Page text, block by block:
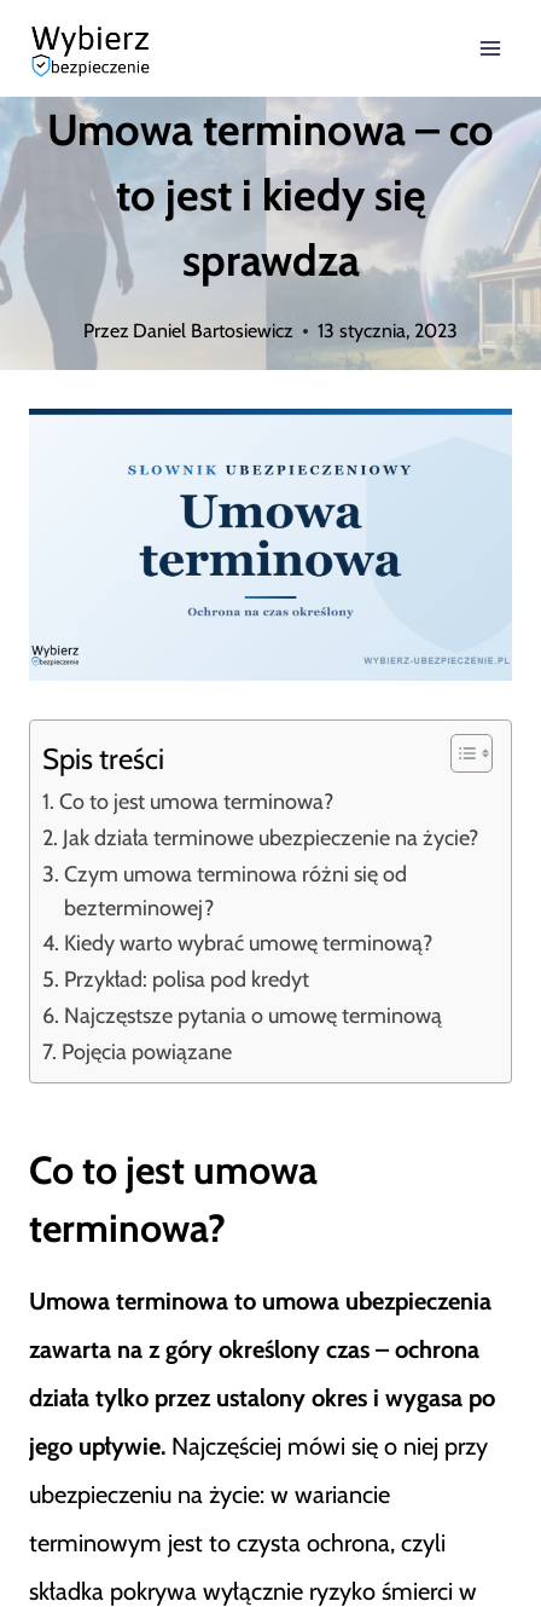
Przejdź
treściUmowa terminowa – co
to jest i kiedy się
sprawdza
Przez Daniel Bartosiewicz 13 stycznia, 2023
Spis treści
Co to jest umowa terminowa?
Jak działa terminowe ubezpieczenie na życie?
Czym umowa terminowa różni się od
bezterminowej?
Kiedy warto wybrać umowę terminową?
Przykład: polisa pod kredyt
Najczęstsze pytania o umowę terminową
Pojęcia powiązane
Co to jest umowa
terminowa?
Umowa terminowa to umowa ubezpieczenia
zawarta na z góry określony czas – ochrona
działa tylko przez ustalony okres i wygasa po
jego upływie. Najczęściej mówi się o niej przy
ubezpieczeniu na życie: w wariancie
terminowym jest to czysta ochrona, czyli
składka pokrywa wyłącznie ryzyko śmierci w